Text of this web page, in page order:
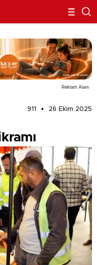
Reklam Alanı
911
26 Ekim 2025